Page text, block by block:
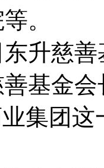
。
升慈
基金
集团